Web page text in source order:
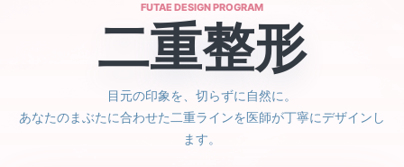
FUTAE DESIGN PROGRAM
二重整形
目元の印象を、切らずに自然に。
あなたのまぶたに合わせた二重ラインを医師が丁寧にデザインし
ます。